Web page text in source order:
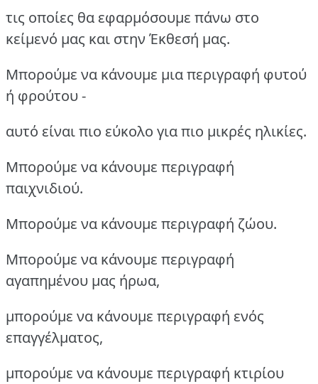
τις οποίες θα εφαρμόσουμε πάνω στο
κείμενό μας και στην Έκθεσή μας.
Μπορούμε να κάνουμε μια περιγραφή φυτού
ή φρούτου -
αυτό είναι πιο εύκολο για πιο μικρές ηλικίες.
Μπορούμε να κάνουμε περιγραφή
παιχνιδιού.
Μπορούμε να κάνουμε περιγραφή ζώου.
Μπορούμε να κάνουμε περιγραφή
αγαπημένου μας ήρωα,
μπορούμε να κάνουμε περιγραφή ενός
επαγγέλματος,
μπορούμε να κάνουμε περιγραφή κτιρίου